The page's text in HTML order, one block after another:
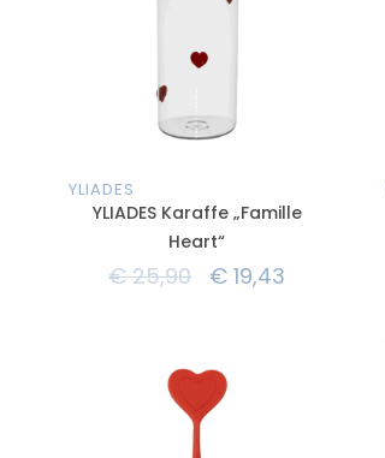
YLIADES
YLIADES Karaffe „Famille
Heart“
€25,90 € 19,43